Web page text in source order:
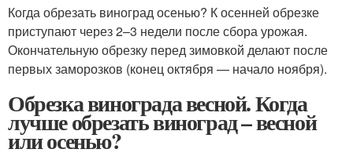
Когда обрезать виноград осенью? К осенней обрезке
приступают через 2–3 недели после сбора урожая.
Окончательную обрезку перед зимовкой делают после
первых заморозков (конец октября — начало ноября).
Обрезка винограда весной. Когда
лучше обрезать виноград – весной
или осенью?